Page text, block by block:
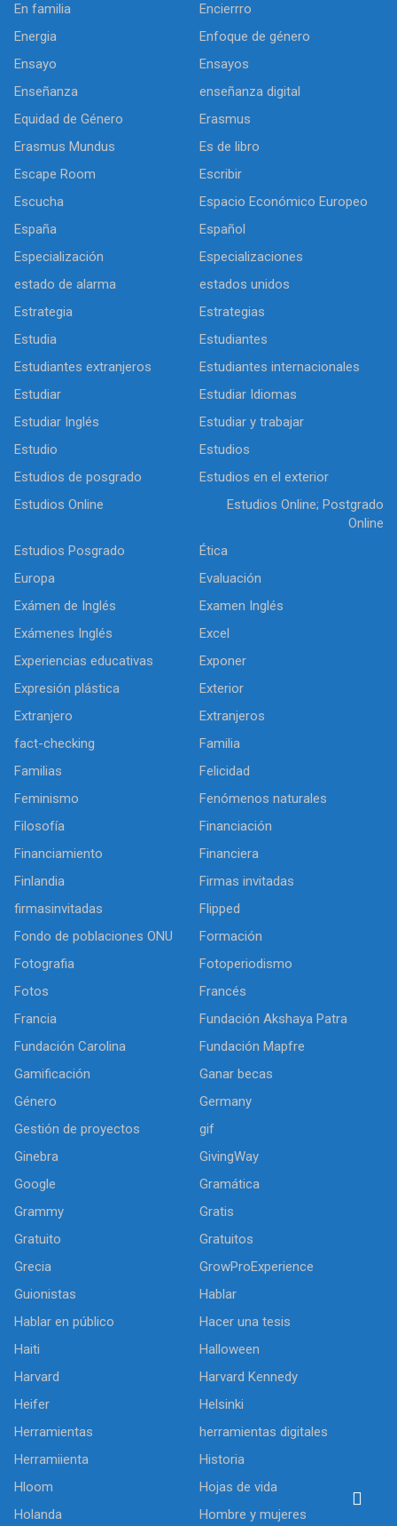
En familia
Encierrro
Energia
Enfoque de género
Ensayo
Ensayos
Enseñanza
enseñanza digital
Equidad de Género
Erasmus
Erasmus Mundus
Es de libro
Escape Room
Escribir
Escucha
Espacio Económico Europeo
España
Español
Especialización
Especializaciones
estado de alarma
estados unidos
Estrategia
Estrategias
Estudia
Estudiantes
Estudiantes extranjeros
Estudiantes internacionales
Estudiar
Estudiar Idiomas
Estudiar Inglés
Estudiar y trabajar
Estudio
Estudios
Estudios de posgrado
Estudios en el exterior
Estudios Online
Estudios Online; Postgrado
Online
Estudios Posgrado
Ética
Europa
Evaluación
Exámen de Inglés
Examen Inglés
Exámenes Inglés
Excel
Experiencias educativas
Exponer
Expresión plástica
Exterior
Extranjero
Extranjeros
fact-checking
Familia
Familias
Felicidad
Feminismo
Fenómenos naturales
Filosofía
Financiación
Financiamiento
Financiera
Finlandia
Firmas invitadas
firmasinvitadas
Flipped
Fondo de poblaciones ONU
Formación
Fotografia
Fotoperiodismo
Fotos
Francés
Francia
Fundación Akshaya Patra
Fundación Carolina
Fundación Mapfre
Gamificación
Ganar becas
Género
Germany
Gestión de proyectos
gif
Ginebra
GivingWay
Google
Gramática
Grammy
Gratis
Gratuito
Gratuitos
Grecia
GrowProExperience
Guionistas
Hablar
Hablar en público
Hacer una tesis
Haiti
Halloween
Harvard
Harvard Kennedy
Heifer
Helsinki
Herramientas
herramientas digitales
Herramiienta
Historia
Hloom
Hojas de vida
Holanda
Hombre y mujeres